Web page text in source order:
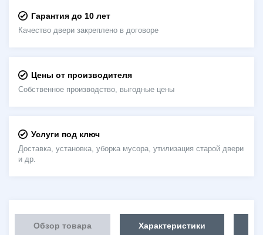
Гарантия до 10 лет
Качество двери закреплено в договоре
Цены от производителя
Собственное производство, выгодные цены
Услуги под ключ
Доставка, установка, уборка мусора, утилизация старой двери
и др.
Обзор товара Характеристики